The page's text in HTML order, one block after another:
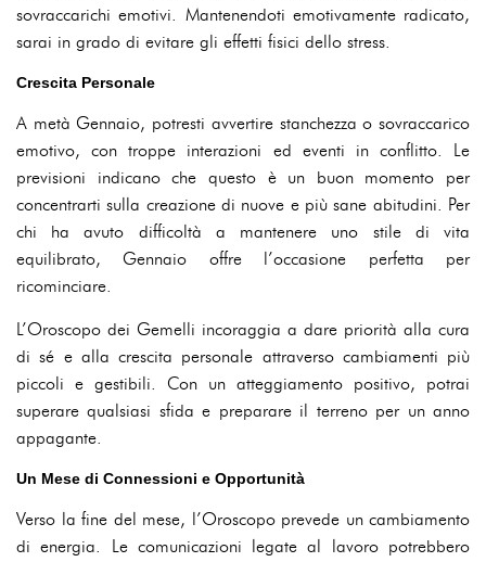
sovraccarichi emotivi. Mantenendoti emotivamente radicato,
sarai in grado di evitare gli effetti fisici dello stress.
Crescita Personale
A metà Gennaio, potresti avvertire stanchezza o sovraccarico
emotivo, con troppe interazioni ed eventi in conflitto. Le
previsioni indicano che questo è un buon momento per
concentrarti sulla creazione di nuove e più sane abitudini. Per
chi ha avuto difficoltà a mantenere uno stile di vita
equilibrato, Gennaio offre l’occasione perfetta per
ricominciare.
L’Oroscopo dei Gemelli incoraggia a dare priorità alla cura
di sé e alla crescita personale attraverso cambiamenti più
piccoli e gestibili. Con un atteggiamento positivo, potrai
superare qualsiasi sfida e preparare il terreno per un anno
appagante.
Un Mese di Connessioni e Opportunità
Verso la fine del mese, l’Oroscopo prevede un cambiamento
di energia. Le comunicazioni legate al lavoro potrebbero